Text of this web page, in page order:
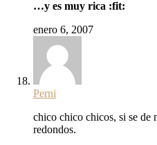
…y es muy rica :fit:
enero 6, 2007
Perni
chico chico chicos, si se de
redondos.